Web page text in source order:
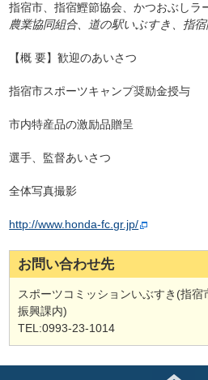
指宿市、指宿鰹節協会、かつおぶしラ
農業協同組合、道の駅いぶすき、 指
【概 要】歓迎のあいさつ
指宿市スポーツキャンプ奨励金授与
市内特産品の激励品贈呈
選手、監督あいさつ
全体写真撮影
http://www.honda-fc.gr.jp/
お問い合わせ先
スポーツコミッションいぶすき(指
振興課内)
TEL:0993-23-1014